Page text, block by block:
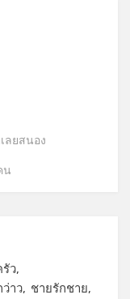
ลยสนอง
น
ว
าว
ชายรักชาย